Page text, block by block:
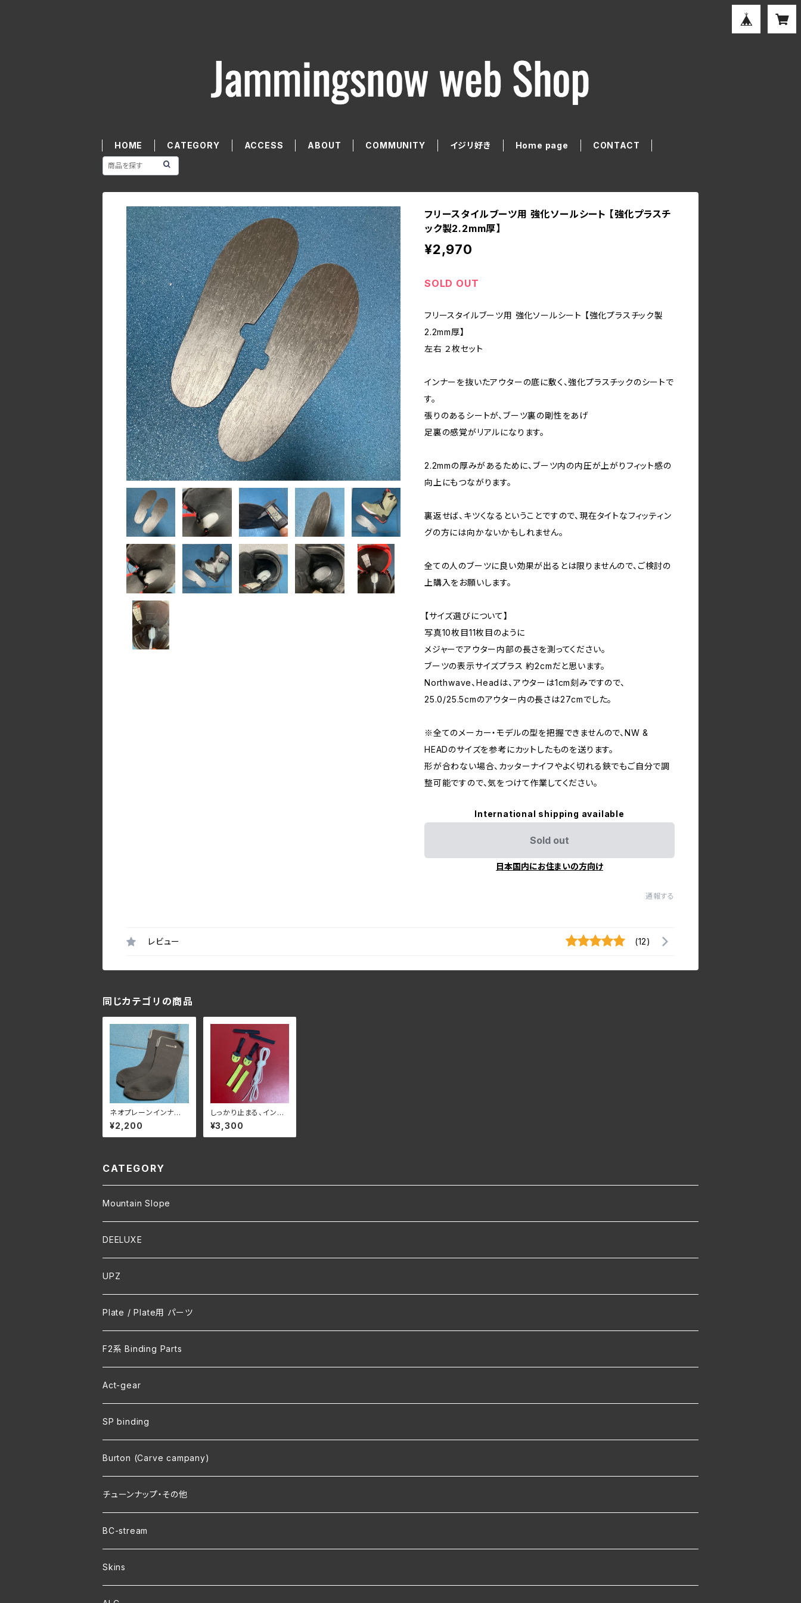
HOME CATEGORY ACCESS ABOUT COMMUNITY イジリ好き Home page CONTACT
フリースタイルブーツ用 強化ソールシート 【強化プラスチ
ック製2.2mm厚】
¥2,970
SOLD OUT
フリースタイルブーツ用 強化ソールシート 【強化プラスチック製
2.2mm厚】
左右 ２枚セット
インナーを抜いたアウターの底に敷く、強化プラスチックのシートで
す。
張りのあるシートが、ブーツ裏の剛性をあげ
足裏の感覚がリアルになります。
2.2mmの厚みがあるために、ブーツ内の内圧が上がりフィット感の
向上にもつながります。
裏返せば、キツくなるということですので、現在タイトなフィッティン
グの方には向かないかもしれません。
全ての人のブーツに良い効果が出るとは限りませんので、ご検討の
上購入をお願いします。
【サイズ選びについて】
写真10枚目11枚目のように
メジャーでアウター内部の長さを測ってください。
ブーツの表示サイズプラス 約2cmだと思います。
Northwave、Headは、アウターは1cm刻みですので、
25.0/25.5cmのアウター内の長さは27cmでした。
※全てのメーカー・モデルの型を把握できませんので、NW &
HEADのサイズを参考にカットしたものを送ります。
形が合わない場合、カッターナイフやよく切れる鋏でもご自分で調
整可能ですので、気をつけて作業してください。
International shipping available
Sold out
日本国内にお住まいの方向け
通報する
レビュー (12)
同じカテゴリの商品
ネオプレーンインナー
カバー3mm ボリューム
調整・遮熱保温・防滴
¥2,200
しっかり止まる、インナ
ーリーシュ＆ロック
左右セット1足分
¥3,300
CATEGORY
Mountain Slope
DEELUXE
UPZ
Plate / Plate用 パーツ
F2系 Binding Parts
Act-gear
SP binding
Burton (Carve campany)
チューンナップ・その他
BC-stream
Skins